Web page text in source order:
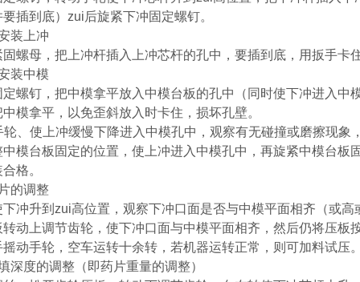
插到底）zui后旋紧下冲固定螺钉。
装上冲
螺母，把上冲杆插入上冲芯杆的孔中，要插到底，用扳手卡
装中模
螺钉，把中模拿平放入中模台板的孔中（同时使下冲进入中
模拿平，以免歪斜放入时卡住，损坏孔壁。
轮、使上冲缓慢下降进入中模孔中，观察有无碰撞或磨擦现
模台板固定的位置，使上冲进入中模孔中，再旋紧中模台板
格。
的调整
冲升到zui高位置，观察下冲口面是否与中模平面相齐（或
动上调节齿轮，使下冲口面与中模平面相齐，然后仍将压板
动手轮，空车运转十余转，若机器运转正常，则可加料试压
深度的调整（即药片重量的调整）